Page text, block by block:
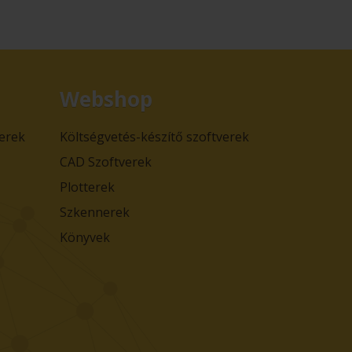
Webshop
Költségvetés-készítő szoftverek
CAD Szoftverek
Plotterek
Szkennerek
Könyvek